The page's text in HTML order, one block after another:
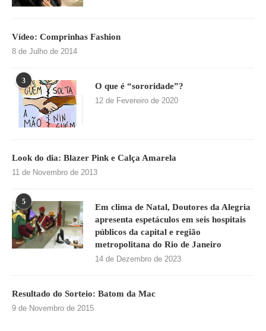
Vídeo: Comprinhas Fashion
8 de Julho de 2014
3
O que é “sororidade”?
12 de Fevereiro de 2020
Look do dia: Blazer Pink e Calça Amarela
11 de Novembro de 2013
5
Em clima de Natal, Doutores da Alegria
apresenta espetáculos em seis hospitais
públicos da capital e região
metropolitana do Rio de Janeiro
14 de Dezembro de 2023
Resultado do Sorteio: Batom da Mac
9 de Novembro de 2015